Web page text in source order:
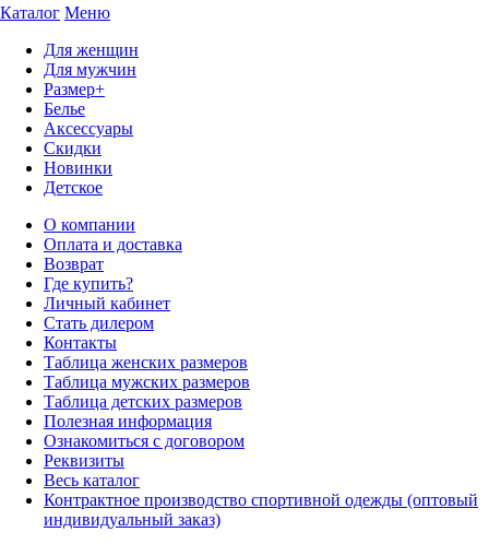
Каталог Меню
Для женщин
Для мужчин
Размер+
Белье
Аксессуары
Скидки
Новинки
Детское
О компании
Оплата и доставка
Возврат
Где купить?
Личный кабинет
Стать дилером
Контакты
Таблица женских размеров
Таблица мужских размеров
Таблица детских размеров
Полезная информация
Ознакомиться с договором
Реквизиты
Весь каталог
Контрактное производство спортивной одежды (оптовый
индивидуальный заказ)